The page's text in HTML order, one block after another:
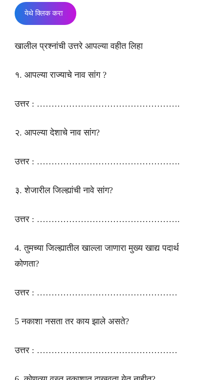
येथे क्लिक करा
खालील प्रश्नांची उत्तरे आपल्या वहीत लिहा
१. आपल्या राज्याचे नाव सांग ?
उत्तर : ………………………………………….
२. आपल्या देशाचे नाव सांग?
उत्तर : ………………………………………….
३. शेजारील जिल्ह्यांची नावे सांग?
उत्तर : ………………………………………….
4. तुमच्या जिल्ह्यातील खाल्ला जाणारा मुख्य खाद्य पदार्थ
कोणता?
उत्तर : …………………………………………
5 नकाशा नसता तर काय झाले असते?
उत्तर : …………………………………………